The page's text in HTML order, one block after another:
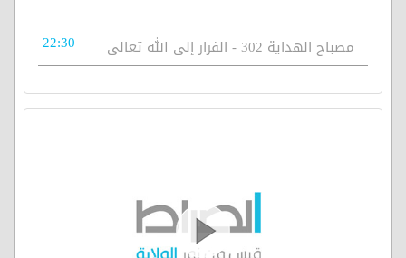
مصباح الهداية 302 - الفرار إلى الله تعالى 22:30